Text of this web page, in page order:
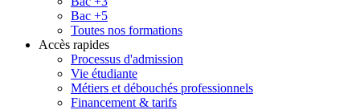
Bac +5
Toutes nos formations
Accès rapides
Processus d'admission
Vie étudiante
Métiers et débouchés professionnels
Financement & tarifs